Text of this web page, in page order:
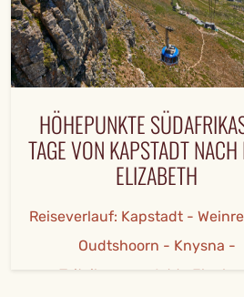
HÖHEPUNKTE
TAGE VON KAPSTADT
ELIZABETH
Reiseverlauf: Kapstadt -
Oudtshoorn - Knysna -
Tsitsikamma+Addo